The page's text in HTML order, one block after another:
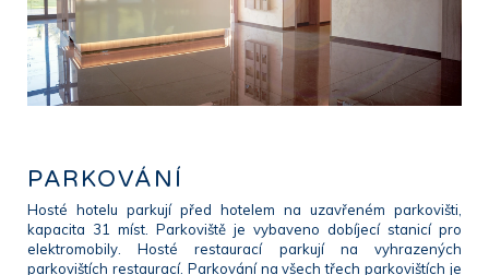
PARKOVÁNÍ
Hosté hotelu parkují před hotelem na uzavřeném parkovišti,
kapacita 31 míst. Parkoviště je vybaveno dobíjecí stanicí pro
elektromobily. Hosté restaurací parkují na vyhrazených
parkovištích restaurací. Parkování na všech třech parkovištích je